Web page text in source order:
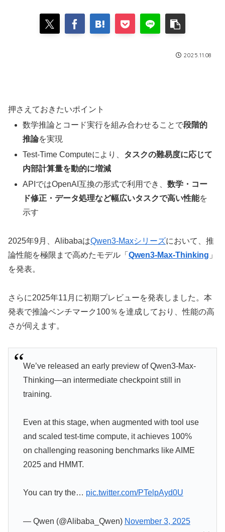
2025.11.08
押さえておきたいポイント
数学推論とコード実行を組み合わせることで段階的
推論を実現
Test-Time Computeにより、 タスクの難易度に応じて
内部計算量を動的に増減
APIではOpenAI互換の形式で利用でき、数学・コー
ド修正・データ処理など幅広いタスクで高い性能を
示す
2025年9月、AlibabaはQwen3-Maxシリーズにおいて、推
論性能を極限まで高めたモデル「 Qwen3-Max-Thinking 」
を発表。
さらに2025年11月に初期プレビューを発表しました。本
発表で推論ベンチマーク100％を達成しており、性能の高
さが伺えます。
We’ve released an early preview of Qwen3-Max-
Thinking—an intermediate checkpoint still in
training.
Even at this stage, when augmented with tool use
and scaled test-time compute, it achieves 100%
on challenging reasoning benchmarks like AIME
2025 and HMMT.
You can try the… pic.twitter.com/PTelpAyd0U
— Qwen (@Alibaba_Qwen) November 3, 2025